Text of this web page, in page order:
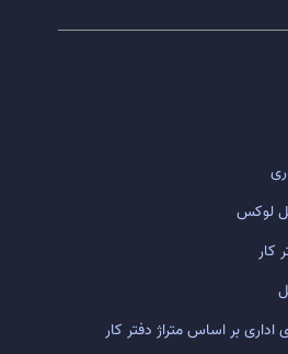
لوکس
کار
بر اساس متراژ دفتر کار